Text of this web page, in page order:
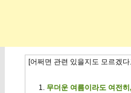
[어쩌면 관련 있을지도 모르겠
무더운 여름이라도 여전